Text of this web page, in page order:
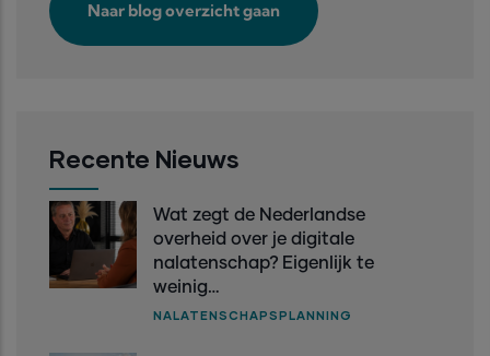
Naar blog overzicht gaan
Recente Nieuws
Wat zegt de Nederlandse
overheid over je digitale
nalatenschap? Eigenlijk te
weinig…
NALATENSCHAPSPLANNING
uit